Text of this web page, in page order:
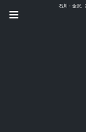
石川・金沢